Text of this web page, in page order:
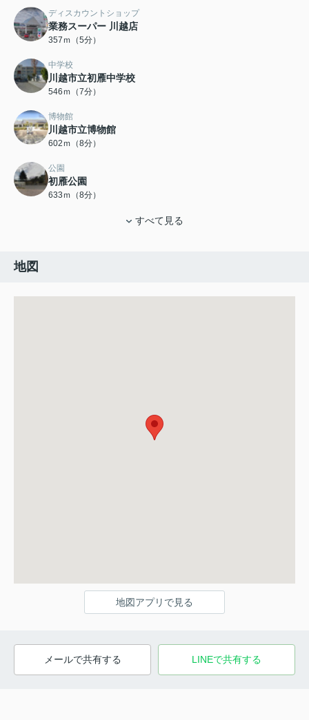
ディスカウントショップ
業務スーパー 川越店
357ｍ（5分）
中学校
川越市立初雁中学校
546ｍ（7分）
博物館
川越市立博物館
602ｍ（8分）
公園
初雁公園
633ｍ（8分）
すべて見る
地図
地図アプリで見る
メールで共有する LINEで共有する